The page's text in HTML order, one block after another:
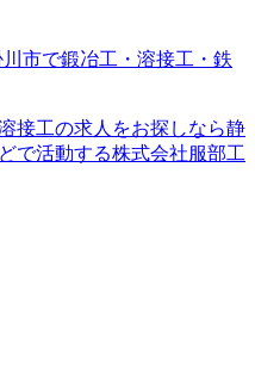
接工の求人をお探しなら静
で活動する株式会社服部工